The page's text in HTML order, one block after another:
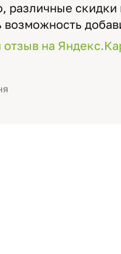
различные
возможность
смотреть через
отзыв на